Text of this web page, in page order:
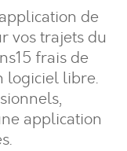
de
vos trajets du
frais de
logiciel libre.
application